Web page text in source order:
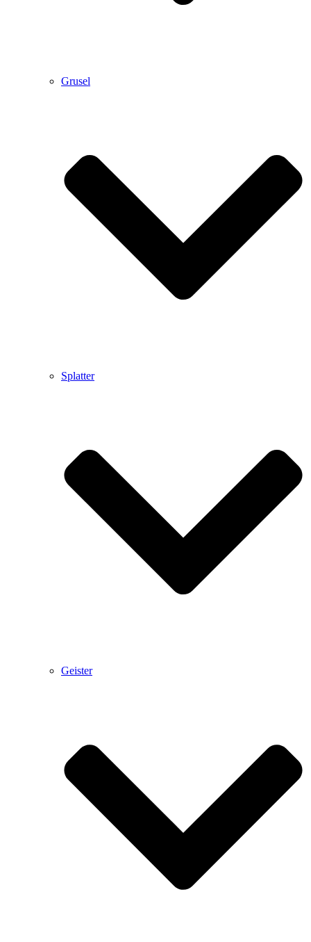
Grusel
Splatter
Geister